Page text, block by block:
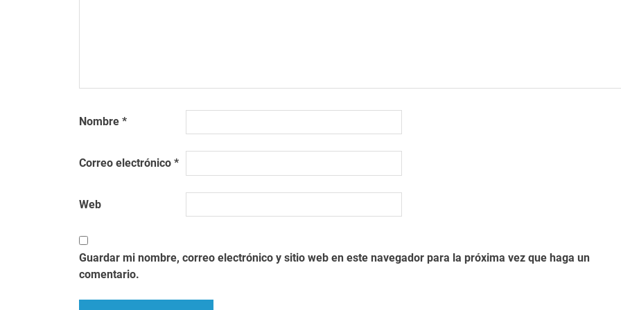
Nombre *
Correo electrónico *
Web
Guardar mi nombre, correo electrónico y sitio web en este navegador para la próxima vez que haga un
comentario.